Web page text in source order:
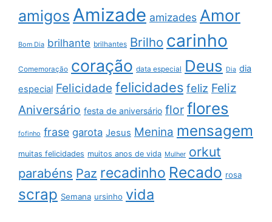
amigos Amizade amizades Amor
Bom Dia brilhante brilhantes Brilho carinho
Comemoração coração data especial Deus Dia dia
especial Felicidade felicidades feliz Feliz
Aniversário festa de aniversário flor flores
fofinho frase garota Jesus Menina mensagem
muitas felicidades muitos anos de vida Mulher orkut
parabéns Paz recadinho Recado rosa
scrap Semana ursinho vida